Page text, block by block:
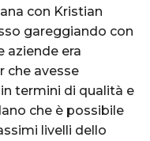
con Kristian
gareggiando con
aziende era
che avesse
termini di qualità e
che è possibile
livelli dello